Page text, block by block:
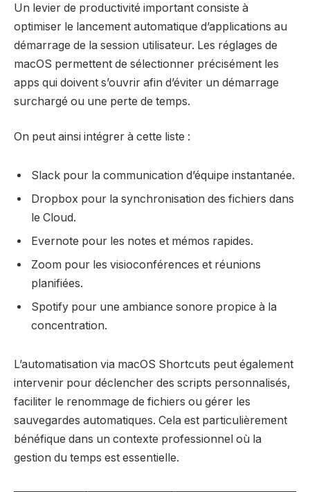
Un levier de productivité important consiste à
optimiser le lancement automatique d’applications au
démarrage de la session utilisateur. Les réglages de
macOS permettent de sélectionner précisément les
apps qui doivent s’ouvrir afin d’éviter un démarrage
surchargé ou une perte de temps.
On peut ainsi intégrer à cette liste :
Slack pour la communication d’équipe instantanée.
Dropbox pour la synchronisation des fichiers dans
le Cloud.
Evernote pour les notes et mémos rapides.
Zoom pour les visioconférences et réunions
planifiées.
Spotify pour une ambiance sonore propice à la
concentration.
L’automatisation via macOS Shortcuts peut également
intervenir pour déclencher des scripts personnalisés,
faciliter le renommage de fichiers ou gérer les
sauvegardes automatiques. Cela est particulièrement
bénéfique dans un contexte professionnel où la
gestion du temps est essentielle.